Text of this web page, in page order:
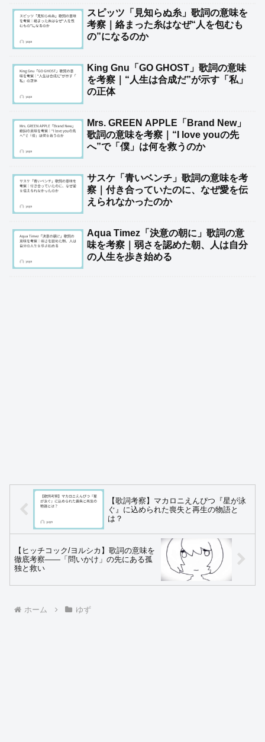
スピッツ「見知らぬ糸」歌詞の意味を
考察｜絡まった糸はなぜ“人を包むも
の”になるのか
King Gnu「GO GHOST」歌詞の意味
を考察｜“人生は合成だ”が示す「私」
の正体
Mrs. GREEN APPLE「Brand New」
歌詞の意味を考察｜“I love youの先
へ”で「僕」は何を救うのか
サスケ「青いベンチ」歌詞の意味を考
察｜付き合っていたのに、なぜ愛を伝
えられなかったのか
Aqua Timez「決意の朝に」歌詞の意
味を考察｜弱さを認めた朝、人は自分
の人生を歩き始める
【歌詞考察】マカロニえんぴつ『星が泳
ぐ』に込められた喪失と再生の物語と
は？
【ヒッチコック/ヨルシカ】歌詞の意味を
徹底考察――「問いかけ」の先にある孤
独と救い
ホーム ゆず